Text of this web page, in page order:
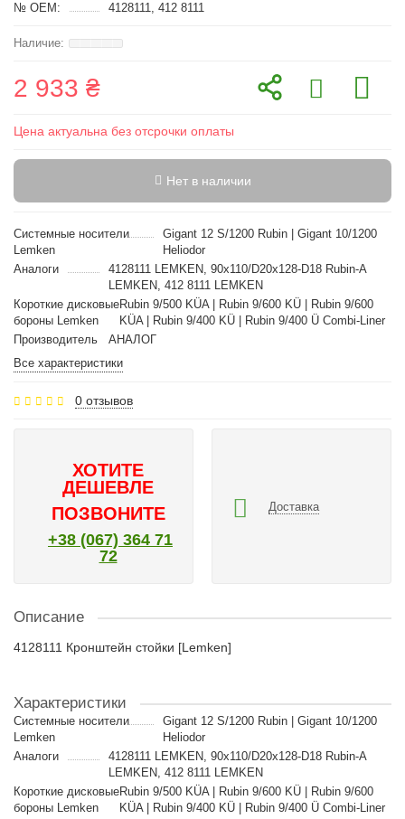
№ OEM:
4128111, 412 8111
2 933 ₴
Цена актуальна без отсрочки оплаты
Нет в наличии
Cистемные носители
Lemken
Gigant 12 S/1200 Rubin | Gigant 10/1200
Heliodor
Аналоги
4128111 LEMKEN, 90x110/D20x128-D18 Rubin-A
LEMKEN, 412 8111 LEMKEN
Короткие дисковые
бороны Lemken
Rubin 9/500 KÜA | Rubin 9/600 KÜ | Rubin 9/600
KÜA | Rubin 9/400 KÜ | Rubin 9/400 Ü Combi-Liner
Производитель
АНАЛОГ
Все характеристики
0 отзывов
ХОТИТЕ
ДЕШЕВЛЕ
ПОЗВОНИТЕ
+38 (067) 364 71
72
Доставка
Описание
4128111 Кронштейн стойки [Lemken]
Характеристики
Cистемные носители
Lemken
Gigant 12 S/1200 Rubin | Gigant 10/1200
Heliodor
Аналоги
4128111 LEMKEN, 90x110/D20x128-D18 Rubin-A
LEMKEN, 412 8111 LEMKEN
Короткие дисковые
бороны Lemken
Rubin 9/500 KÜA | Rubin 9/600 KÜ | Rubin 9/600
KÜA | Rubin 9/400 KÜ | Rubin 9/400 Ü Combi-Liner